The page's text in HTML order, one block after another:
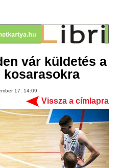
vár küldetés a
kosarasokra
17. 14:09
Vissza a címlapra